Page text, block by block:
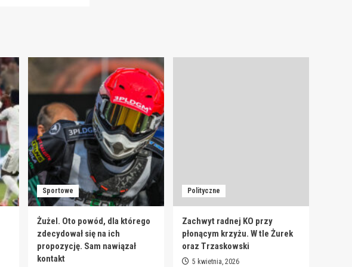
Sportowe
Żużel. Oto powód, dla którego
zdecydował się na ich
propozycję. Sam nawiązał
kontakt
Polityczne
Zachwyt radnej KO przy
płonącym krzyżu. W tle Żurek
oraz Trzaskowski
5 kwietnia, 2026